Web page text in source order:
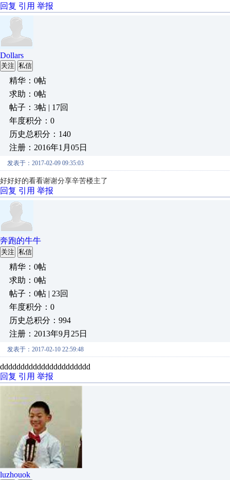
回复 引用 举报
Dollars
关注 私信
精华：0帖
求助：0帖
帖子：3帖 | 17回
年度积分：0
历史总积分：140
注册：2016年1月05日
发表于：2017-02-09 09:35:03
好好好的看看谢谢分享辛苦楼主了
回复 引用 举报
奔跑的牛牛
关注 私信
精华：0帖
求助：0帖
帖子：0帖 | 23回
年度积分：0
历史总积分：994
注册：2013年9月25日
发表于：2017-02-10 22:59:48
dddddddddddddddddddddd
回复 引用 举报
luzhouok